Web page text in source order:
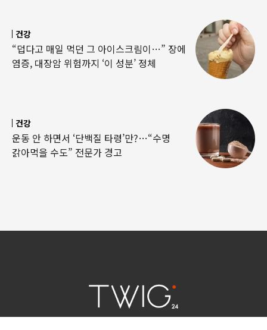
건강
“덥다고 매일 먹던 그 아이스크림이…” 장에
염증, 대장암 위험까지 ‘이 성분’ 정체
건강
운동 안 하면서 ‘단백질 타령’만?…“수명
갉아먹을 수도” 전문가 경고